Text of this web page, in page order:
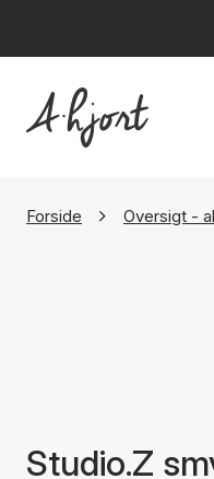
Forside Oversigt -
Studio.Z